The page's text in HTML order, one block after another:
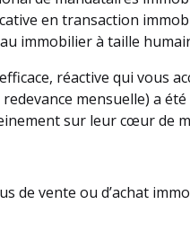
en transaction
immobilier à taille
réactive qui vous
mensuelle) a
sur leur cœur de
de vente ou d’achat